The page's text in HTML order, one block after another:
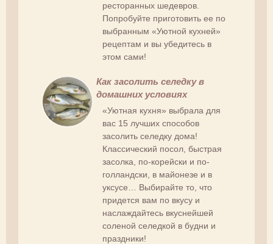
ресторанных шедевров.
Попробуйте приготовить ее по
выбранным «Уютной кухней»
рецептам и вы убедитесь в
этом сами!
Как засолить селедку в
домашних условиях
«Уютная кухня» выбрала для
вас 15 лучших способов
засолить селедку дома!
Классический посол, быстрая
засолка, по-корейски и по-
голландски, в майонезе и в
уксусе… Выбирайте то, что
придется вам по вкусу и
наслаждайтесь вкуснейшей
соленой селедкой в будни и
праздники!